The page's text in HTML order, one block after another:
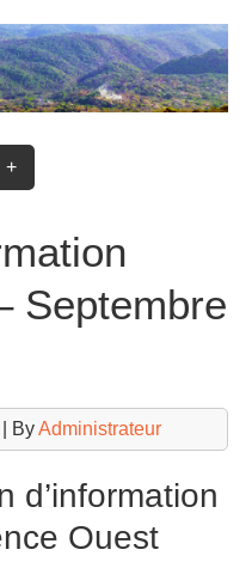
+
Septembre
| ByAdministrateur
d’information
Ouest